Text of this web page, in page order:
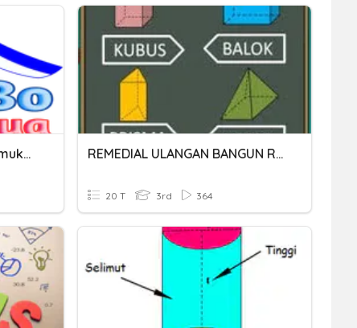
Ciri, Volume Dan Luas Permukaan Balok REMEDIAL ULANGAN BANGUN RUANG SISI DATAR KELAS 8
20 T 3rd 364